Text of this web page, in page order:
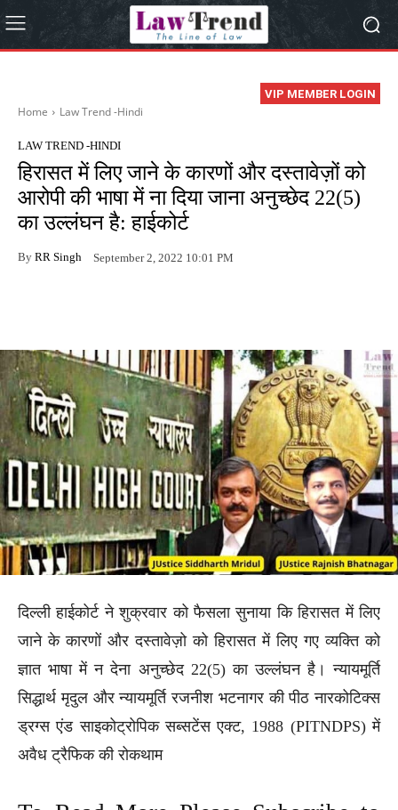
VIP MEMBER LOGIN
Home Law Trend -Hindi
LAW TREND -HINDI
हिरासत में लिए जाने के कारणों और दस्तावेज़ों को
आरोपी की भाषा में ना दिया जाना अनुच्छेद 22(5)
का उल्लंघन है: हाईकोर्ट
By RR Singh September 2, 2022 10:01 PM
दिल्ली हाईकोर्ट ने शुक्रवार को फैसला सुनाया कि हिरासत में लिए
जाने के कारणों और दस्तावेज़ो को हिरासत में लिए गए व्यक्ति को
ज्ञात भाषा में न देना अनुच्छेद 22(5) का उल्लंघन है। न्यायमूर्ति
सिद्धार्थ मृदुल और न्यायमूर्ति रजनीश भटनागर की पीठ नारकोटिक्स
ड्रग्स एंड साइकोट्रोपिक सब्सटेंस एक्ट, 1988 (PITNDPS) में
अवैध ट्रैफिक की रोकथाम